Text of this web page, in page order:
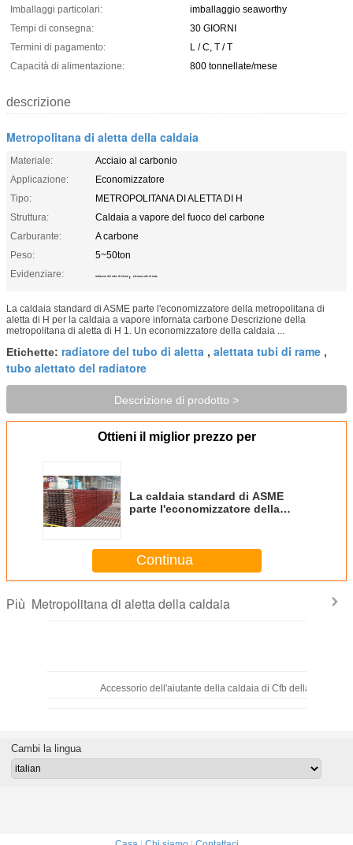
Imballaggi particolari:
imballaggio seaworthy
Tempi di consegna:
30 GIORNI
Termini di pagamento:
L / C, T / T
Capacità di alimentazione:
800 tonnellate/mese
descrizione
Metropolitana di aletta della caldaia
Materiale:
Acciaio al carbonio
Applicazione:
Economizzatore
Tipo:
METROPOLITANA DI ALETTA DI H
Struttura:
Caldaia a vapore del fuoco del carbone
Carburante:
A carbone
Peso:
5~50ton
Evidenziare:
radiatore del tubo di aletta , alettata tubi di rame
La caldaia standard di ASME parte l'economizzatore della metropolitana di
aletta di H per la caldaia a vapore infornata carbone Descrizione della
metropolitana di aletta di H 1. Un economizzatore della caldaia ...
Etichette: radiatore del tubo di aletta , alettata tubi di rame ,
tubo alettato del radiatore
Descrizione di prodotto >
Ottieni il miglior prezzo per
La caldaia standard di ASME
parte l'economizzatore della
carbone
Continua
Più Metropolitana di aletta della caldaia
Accessorio dell'aiutante della caldaia di Cfb della
Parti di riparazione della caldaia dell'economizzatore del carbone
Cambi la lingua